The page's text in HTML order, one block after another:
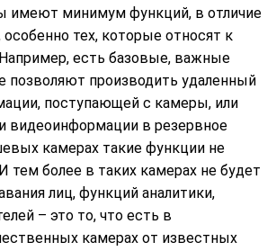
минимум функций, в отличие
особенно тех, которые относят к
есть базовые, важные
позволяют производить удаленный
поступающей с камеры, или
видеоинформации в резервное
камерах такие функции не
тем более в таких камерах не будет
лиц, функций аналитики,
– это то, что есть в
камерах от известных